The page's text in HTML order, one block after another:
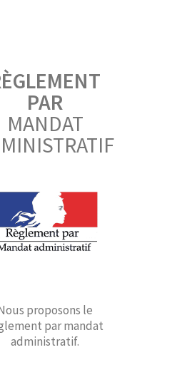
PAR
MANDAT
proposons le
par mandat
administratif.